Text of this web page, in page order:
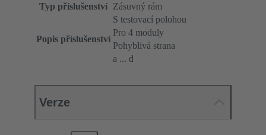
Typ příslušenství Zásuvný rám
Popis příslušenství
S testovací polohou
Pro 4 moduly
Pohyblivá strana
a ... d
Verze